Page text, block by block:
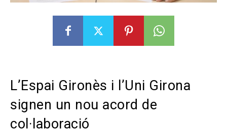
L’Espai Gironès i l’Uni Girona
signen un nou acord de
col·laboració